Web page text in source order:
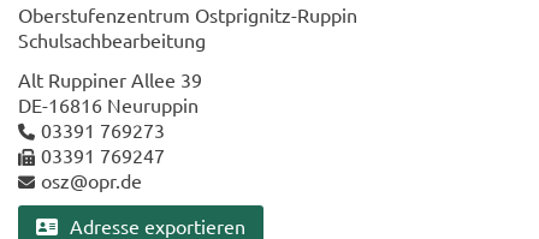
Ober­stu­fen­zen­trum Ostprignitz-​Ruppin
Schul­sach­be­ar­bei­tung
Alt Rup­pi­ner Allee 39
DE-​16816 Neu­rup­pin
03391 769273
03391 769247
osz@opr.de
Adres­se ex­por­tie­ren